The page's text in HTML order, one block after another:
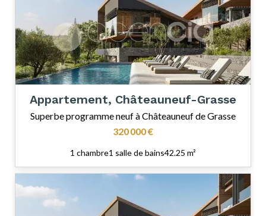
Appartement, Châteauneuf-Grasse
Superbe programme neuf à Châteauneuf de Grasse
320 000 €
1 chambre1 salle de bains42.25 m²